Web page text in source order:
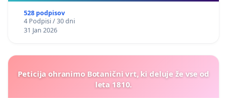
528 podpisov
4 Podpisi / 30 dni
31 Jan 2026
Peticija ohranimo Botanični vrt, ki deluje že vse od
leta 1810.